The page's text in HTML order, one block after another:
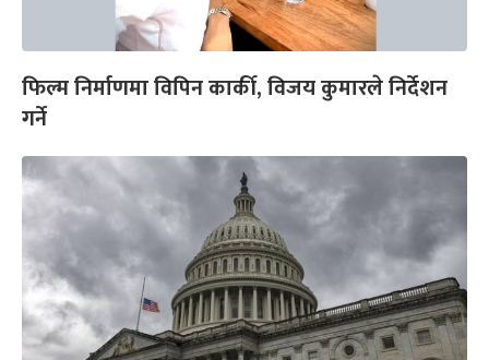
फिल्म निर्माणमा विपिन कार्की, विजय कुमारले निर्देशन
गर्ने